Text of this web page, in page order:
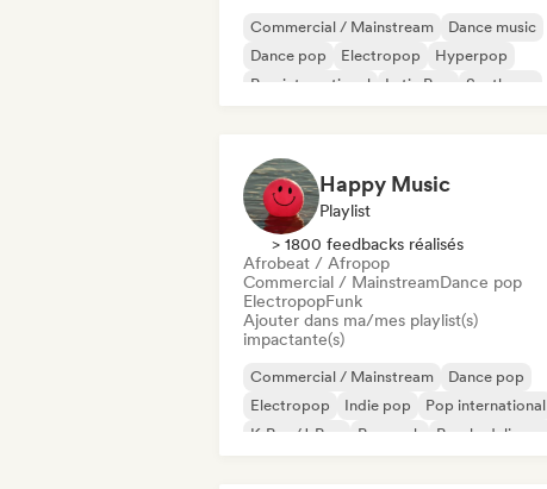
Commercial / Mainstream
Dance music
Dance pop
Electropop
Hyperpop
Pop international
Latin Pop Synthpop
Happy Music
Playlist
> 1800 feedbacks réalisés
Afrobeat / Afropop
Commercial / MainstreamDance pop
ElectropopFunk
Ajouter dans ma/mes playlist(s)
impactante(s)
Commercial / Mainstream
Dance pop
Electropop
Indie pop
Pop international
K-Pop/J-Pop
Pop rock Psychedelic pop